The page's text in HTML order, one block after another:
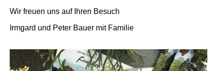
Wir freuen uns auf Ihren Besuch
Irmgard und Peter Bauer mit Familie